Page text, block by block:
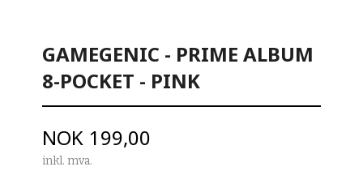
GAMEGENIC - PRIME ALBUM
8-POCKET - PINK
Pris
NOK 199,00
inkl. mva.